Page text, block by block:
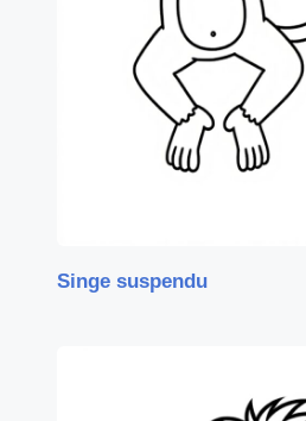
Singe suspendu